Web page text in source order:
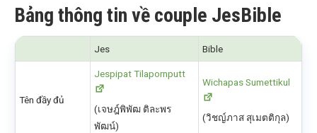
Bảng thông tin về couple JesBible
Jes Bible
Tên đầy đủ
Jespipat Tilapornputt
(เจษฎ์พิพัฒ ติละพร
พัฒน์)
Wichapas Sumettikul
(วิชญ์ภาส สุเมตติกุล)